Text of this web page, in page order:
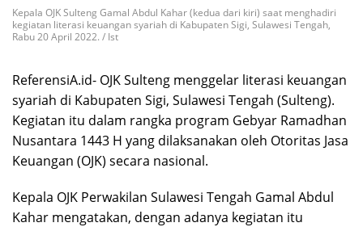
Kepala OJK Sulteng Gamal Abdul Kahar (kedua dari kiri) saat menghadiri
kegiatan literasi keuangan syariah di Kabupaten Sigi, Sulawesi Tengah,
Rabu 20 April 2022. / Ist
ReferensiA.id- OJK Sulteng menggelar literasi keuangan
syariah di Kabupaten Sigi, Sulawesi Tengah (Sulteng).
Kegiatan itu dalam rangka program Gebyar Ramadhan
Nusantara 1443 H yang dilaksanakan oleh Otoritas Jasa
Keuangan (OJK) secara nasional.
Kepala OJK Perwakilan Sulawesi Tengah Gamal Abdul
Kahar mengatakan, dengan adanya kegiatan itu